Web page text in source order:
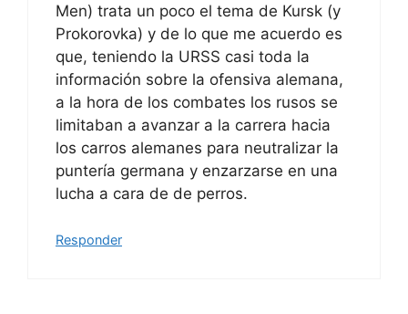
Men) trata un poco el tema de Kursk (y
Prokorovka) y de lo que me acuerdo es
que, teniendo la URSS casi toda la
información sobre la ofensiva alemana,
a la hora de los combates los rusos se
limitaban a avanzar a la carrera hacia
los carros alemanes para neutralizar la
puntería germana y enzarzarse en una
lucha a cara de de perros.
Responder